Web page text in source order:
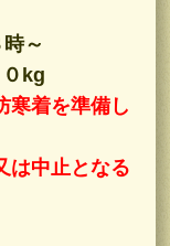
～
kg
着を準備し
中止となる